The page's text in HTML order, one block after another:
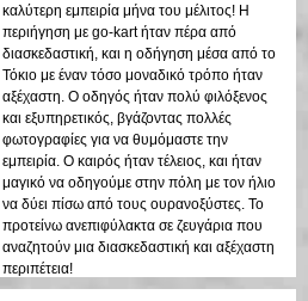
καλύτερη εμπειρία μήνα του μέλιτος! Η
περιήγηση με go-kart ήταν πέρα από
διασκεδαστική, και η οδήγηση μέσα από το
Τόκιο με έναν τόσο μοναδικό τρόπο ήταν
αξέχαστη. Ο οδηγός ήταν πολύ φιλόξενος
και εξυπηρετικός, βγάζοντας πολλές
φωτογραφίες για να θυμόμαστε την
εμπειρία. Ο καιρός ήταν τέλειος, και ήταν
μαγικό να οδηγούμε στην πόλη με τον ήλιο
να δύει πίσω από τους ουρανοξύστες. Το
προτείνω ανεπιφύλακτα σε ζευγάρια που
αναζητούν μια διασκεδαστική και αξέχαστη
περιπέτεια!